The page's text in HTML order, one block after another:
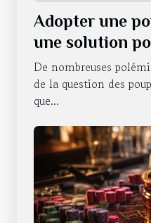
Adopter une
une solution
vie sexuelle ?
De nombreuses
de la question des
que...